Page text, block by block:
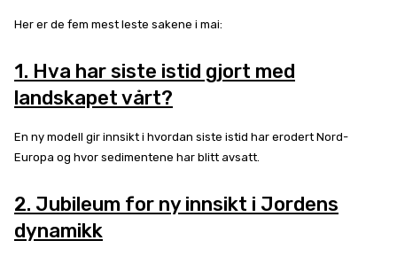
Her er de fem mest leste sakene i mai:
1. Hva har siste istid gjort med
landskapet vårt?
En ny modell gir innsikt i hvordan siste istid har erodert Nord-
Europa og hvor sedimentene har blitt avsatt.
2. Jubileum for ny innsikt i Jordens
dynamikk